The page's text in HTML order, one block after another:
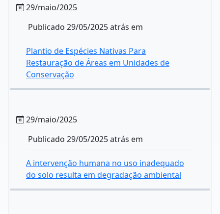
29/maio/2025
Publicado 29/05/2025 atrás em
Plantio de Espécies Nativas Para
Restauração de Áreas em Unidades de
Conservação
29/maio/2025
Publicado 29/05/2025 atrás em
A intervenção humana no uso inadequado
do solo resulta em degradação ambiental